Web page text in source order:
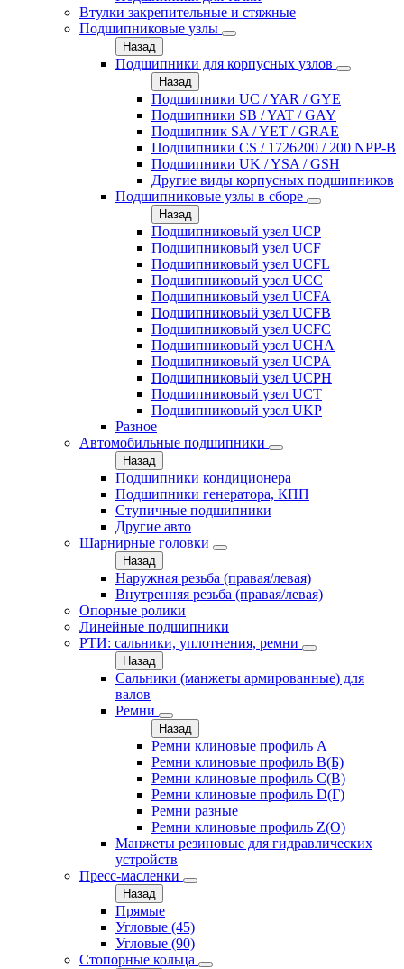
Втулки закрепительные и стяжные
Подшипниковые узлы
Назад
Подшипники для корпусных узлов
Назад
Подшипники UC / YAR / GYE
Подшипники SB / YAT / GAY
Подшипник SA / YET / GRAE
Подшипники CS / 1726200 / 200 NPP-B
Подшипники UK / YSA / GSH
Другие виды корпусных подшипников
Подшипниковые узлы в сборе
Назад
Подшипниковый узел UCP
Подшипниковый узел UCF
Подшипниковый узел UCFL
Подшипниковый узел UCC
Подшипниковый узел UCFA
Подшипниковый узел UCFB
Подшипниковый узел UCFC
Подшипниковый узел UCHA
Подшипниковый узел UCPA
Подшипниковый узел UCPH
Подшипниковый узел UCT
Подшипниковый узел UKP
Разное
Автомобильные подшипники
Назад
Подшипники кондиционера
Подшипники генератора, КПП
Ступичные подшипники
Другие авто
Шарнирные головки
Назад
Наружная резьба (правая/левая)
Внутренняя резьба (правая/левая)
Опорные ролики
Линейные подшипники
РТИ: сальники, уплотнения, ремни
Назад
Сальники (манжеты армированные) для
валов
Ремни
Назад
Ремни клиновые профиль A
Ремни клиновые профиль B(Б)
Ремни клиновые профиль C(В)
Ремни клиновые профиль D(Г)
Ремни разные
Ремни клиновые профиль Z(О)
Манжеты резиновые для гидравлических
устройств
Пресс-масленки
Назад
Прямые
Угловые (45)
Угловые (90)
Стопорные кольца